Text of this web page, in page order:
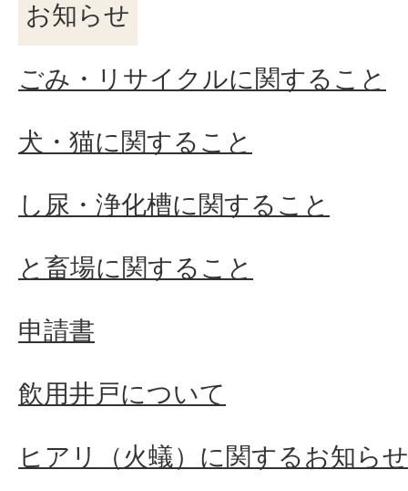
お知らせ
ごみ・リサイクルに関すること
犬・猫に関すること
し尿・浄化槽に関すること
と畜場に関すること
申請書
飲用井戸について
ヒアリ（火蟻）に関するお知らせ